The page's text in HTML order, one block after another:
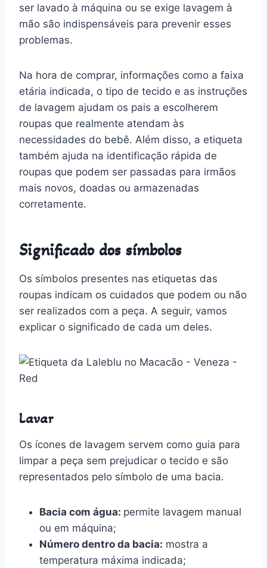
ser lavado à máquina ou se exige lavagem à
mão são indispensáveis para prevenir esses
problemas.
Na hora de comprar, informações como a faixa
etária indicada, o tipo de tecido e as instruções
de lavagem ajudam os pais a escolherem
roupas que realmente atendam às
necessidades do bebê. Além disso, a etiqueta
também ajuda na identificação rápida de
roupas que podem ser passadas para irmãos
mais novos, doadas ou armazenadas
corretamente.
Significado dos símbolos
Os símbolos presentes nas etiquetas das
roupas indicam os cuidados que podem ou não
ser realizados com a peça. A seguir, vamos
explicar o significado de cada um deles.
Lavar
Os ícones de lavagem servem como guia para
limpar a peça sem prejudicar o tecido e são
representados pelo símbolo de uma bacia.
Bacia com água: permite lavagem manual
ou em máquina;
Número dentro da bacia: mostra a
temperatura máxima indicada;